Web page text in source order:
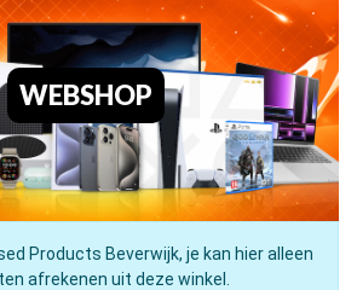
WEBSHOP
Products Beverwijk, je kan hier alleen
afrekenen uit deze winkel.